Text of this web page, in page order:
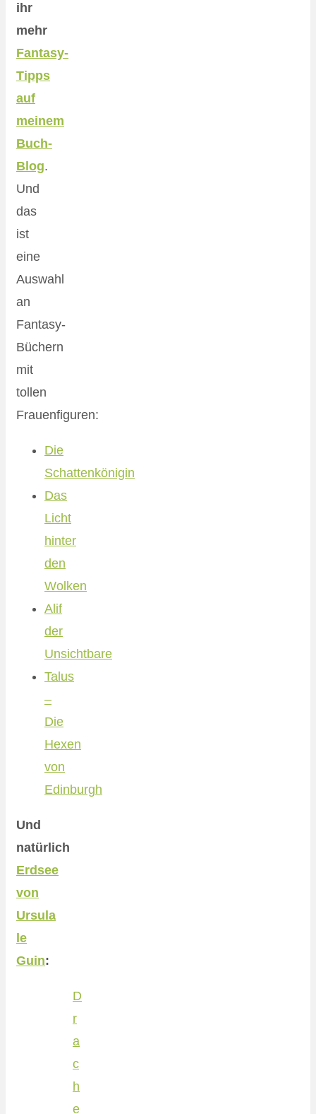
ihr
mehr
Fantasy-
Tipps
auf
meinem
Buch-
Blog.
Und
das
ist
eine
Auswahl
an
Fantasy-
Büchern
mit
tollen
Frauenfiguren:
Die
Schattenkönigin
Das
Licht
hinter
den
Wolken
Alif
der
Unsichtbare
Talus
–
Die
Hexen
von
Edinburgh
Und
natürlich
Erdsee
von
Ursula
le
Guin:
D
r
a
c
h
e